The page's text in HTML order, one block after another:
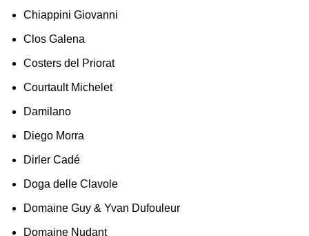
Chiappini Giovanni
Clos Galena
Costers del Priorat
Courtault Michelet
Damilano
Diego Morra
Dirler Cadé
Doga delle Clavole
Domaine Guy & Yvan Dufouleur
Domaine Nudant